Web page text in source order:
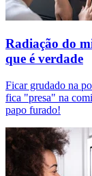
Radiação do
que é verdade
Ficar grudado na
fica "presa" na
papo furado!